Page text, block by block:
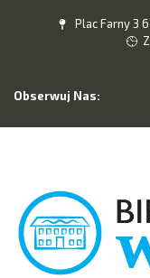
Plac Farny 3
Obserwuj Nas: